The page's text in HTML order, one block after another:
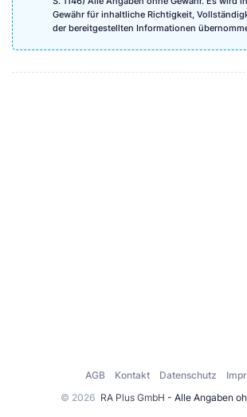
Gewähr für inhaltliche Richtigkeit,
der bereitgestellten Informationen
© 2026 RA Plus GmbH - Alle Angaben
AGB Kontakt Datenschutz